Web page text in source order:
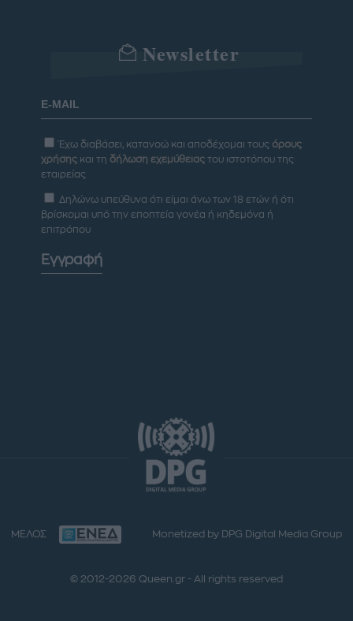
Newsletter
Έχω διαβάσει, κατανοώ και αποδέχομαι τους όρους
χρήσης και τη δήλωση εχεμύθειας του ιστοτόπου της
εταιρείας
Δηλώνω υπεύθυνα ότι είμαι άνω των 18 ετών ή ότι
βρίσκομαι υπό την εποπτεία γονέα ή κηδεμόνα ή
επιτρόπου
Εγγραφή
ΜΕΛΟΣ Monetized by DPG Digital Media Group
© 2012-2026 Queen.gr - All rights reserved